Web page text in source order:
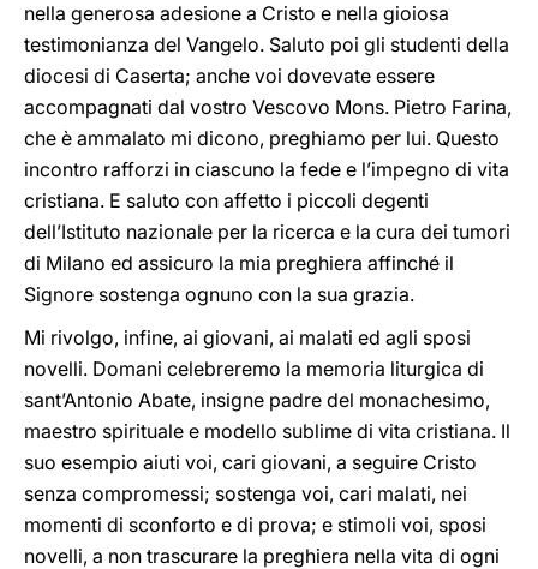
nella generosa adesione a Cristo e nella gioiosa
testimonianza del Vangelo. Saluto poi gli studenti della
diocesi di Caserta; anche voi dovevate essere
accompagnati dal vostro Vescovo Mons. Pietro Farina,
che è ammalato mi dicono, preghiamo per lui. Questo
incontro rafforzi in ciascuno la fede e l’impegno di vita
cristiana. E saluto con affetto i piccoli degenti
dell’Istituto nazionale per la ricerca e la cura dei tumori
di Milano ed assicuro la mia preghiera affinché il
Signore sostenga ognuno con la sua grazia.
Mi rivolgo, infine, ai giovani, ai malati ed agli sposi
novelli. Domani celebreremo la memoria liturgica di
sant’Antonio Abate, insigne padre del monachesimo,
maestro spirituale e modello sublime di vita cristiana. Il
suo esempio aiuti voi, cari giovani, a seguire Cristo
senza compromessi; sostenga voi, cari malati, nei
momenti di sconforto e di prova; e stimoli voi, sposi
novelli, a non trascurare la preghiera nella vita di ogni